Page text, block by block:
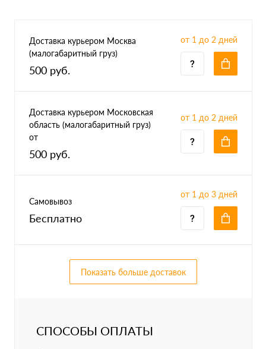
Доставка курьером Москва
(малогабаритный груз)
500 руб.
от 1 до 2 дней
Доставка курьером Московская
область (малогабаритный груз)
от
500 руб.
от 1 до 2 дней
Самовывоз
Бесплатно
от 1 до 3 дней
Показать больше доставок
СПОСОБЫ ОПЛАТЫ